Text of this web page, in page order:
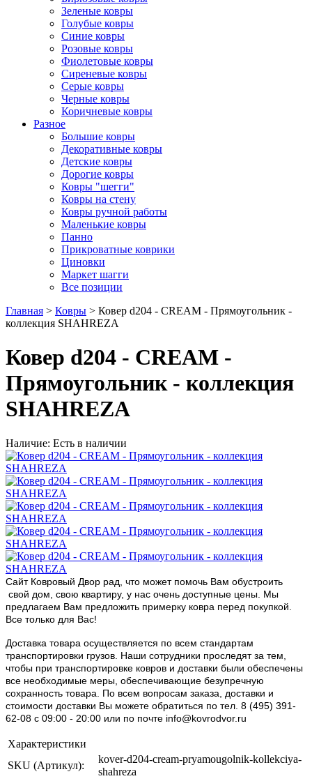
Зеленые ковры
Голубые ковры
Синие ковры
Розовые ковры
Фиолетовые ковры
Сиреневые ковры
Серые ковры
Черные ковры
Коричневые ковры
Разное
Большие ковры
Декоративные ковры
Детские ковры
Дорогие ковры
Ковры "шегги"
Ковры на стену
Ковры ручной работы
Маленькие ковры
Панно
Прикроватные коврики
Циновки
Маркет шагги
Все позиции
Главная > Ковры > Ковер d204 - CREAM - Прямоугольник -
коллекция SHAHREZA
Ковер d204 - CREAM -
Прямоугольник - коллекция
SHAHREZA
Наличие: Есть в наличии
Сайт Ковровый Двор рад, что может помочь Вам обустроить
свой дом, свою квартиру, у нас очень доступные цены. Мы
предлагаем Вам предложить примерку ковра перед покупкой.
Все только для Вас!
Доставка товара осуществляется по всем стандартам
транспортировки грузов. Наши сотрудники проследят за тем,
чтобы при транспортировке ковров и доставки были обеспечены
все необходимые меры, обеспечивающие безупречную
сохранность товара. По всем вопросам заказа, доставки и
стоимости доставки Вы можете обратиться по тел. 8 (495) 391-
62-08 c 09:00 - 20:00 или по почте info@kovrodvor.ru
Характеристики
SKU (Артикул):
kover-d204-cream-pryamougolnik-kollekciya-
shahreza